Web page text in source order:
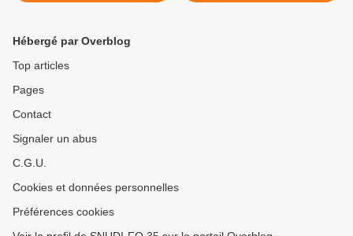
Hébergé par Overblog
Top articles
Pages
Contact
Signaler un abus
C.G.U.
Cookies et données personnelles
Préférences cookies